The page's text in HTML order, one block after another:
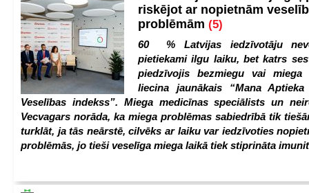
riskējot ar nopietnām
problēmām (5)
60 % Latvijas iedzīvotāju
pietiekami ilgu laiku, bet katrs
piedzīvojis bezmiegu vai miega
liecina jaunākais “Mana
Veselības indekss”. Miega medicīnas speciālists un
Vecvagars norāda, ka miega problēmas sabiedrībā tik
turklāt, ja tās neārstē, cilvēks ar laiku var iedzīvoties
problēmās, jo tieši veselīga miega laikā tiek stiprināta